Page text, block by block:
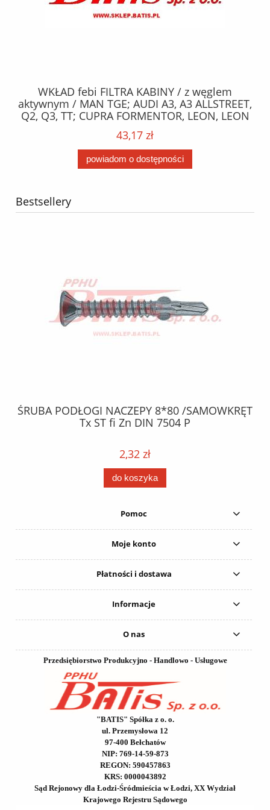
węglem
LEON
PODUSZKA febi / tył SILNIKA / CITROEN
ENTERPRISE, C3 I, C3 II, C3 PLURIEL, C-
DS3; PEUGEOT 1007, 2008 I, 207, 208,
1.1-1.6LPG 02.02
powiadom o dostępności
Bestsellery
/SAMOWKRĘT
OPASKA PLASTIKOWA
opakowanie 100 szt. /
Pomoc
Moje konto
Płatności i dostawa
Informacje
O nas
Przedsiębiorstwo Produkcyjno - Handlowo - Usługowe
"BATIS" Spółka z o. o.
ul. Przemysłowa 12
97-400 Bełchatów
NIP: 769-14-59-873
REGON: 590457863
KRS: 0000043892
Sąd Rejonowy dla Łodzi-Śródmieścia w Łodzi, XX Wydział
Krajowego Rejestru Sądowego